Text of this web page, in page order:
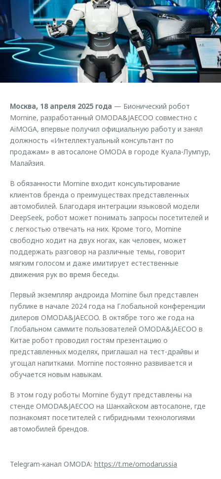
Страхование
Кредитный калькулятор
Аксессуары
Одежда и сувениры
Оригинальные аксессуары
Трейд-ин
Калькулятор трейд-ин
Руководства по эксплуатации
Клиентская поддержка
O&J Автоклуб
Клуб владельцев OMODA
Одежда и сувениры
Оригинальные аксессуары
Запчасти
Обратная связь
Москва, 18 апреля 2025 года — Бионический робот
Mornine, разработанный OMODA&JAECOO совместно с
AiMOGA, впервые получил официальную работу и занял
должность «Интеллектуальный консультант по
продажам» в автосалоне OMODA в городе Куала-Лумпур,
Малайзия.
В обязанности Mornine входит консультирование
клиентов бренда о преимуществах представленных
автомобилей. Благодаря интеграции языковой модели
DeepSeek, робот может понимать запросы посетителей и
с легкостью отвечать на них. Кроме того, Mornine
свободно ходит на двух ногах, как человек, может
поддержать разговор на различные темы, говорит
мягким голосом и даже имитирует естественные
движения рук во время беседы.
Первый экземпляр андроида Mornine был представлен
публике в начале 2024 года на Глобальной конференции
дилеров OMODA&JAECOO. В октябре того же года на
Глобальном саммите пользователей OMODA&JAECOO в
Китае робот проводил гостям презентацию о
представленных моделях, приглашал на тест-драйвы и
угощал напитками. Mornine постоянно развивается и
обучается новым навыкам.
В этом году роботы Mornine будут представлены на
стенде OMODA&JAECOO на Шанхайском автосалоне, где
познакомят посетителей с гибридными технологиями
автомобилей брендов.
Telegram-канал OMODA: https://t.me/omodarussia